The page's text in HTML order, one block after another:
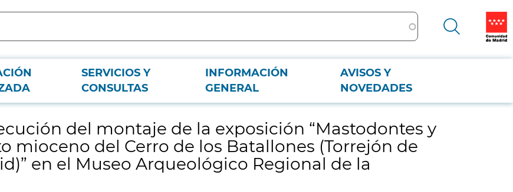
SERVICIOS Y
CONSULTAS
INFORMACIÓN
GENERAL
AVISOS Y
NOVEDADES
y dientes de sable. El yacimiento mioceno del Cerro de los Batallones (Torrejón de Velasco, Comunidad de Madrid)” en el Museo
del montaje de la exposición “Mastodontes y
mioceno del Cerro de los Batallones (Torrejón de
en el Museo Arqueológico Regional de la